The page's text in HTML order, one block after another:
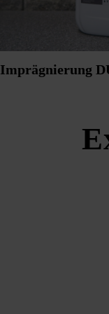
Imprägnierung